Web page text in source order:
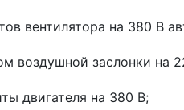
вентилятора на 380 В
воздушной заслонки на
двигателя на 380 В;